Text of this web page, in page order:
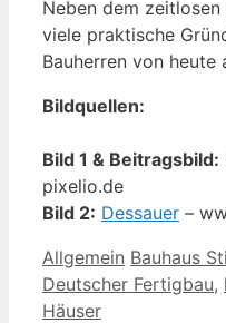
Neben dem
viele praktische
Bauherren von
Bildquellen:
Bild 1 & Beitragsbild:
pixelio.de
Bild 2: Dessauer –
Kategorien
Allgemein Bauhaus
Deutscher Fertigbau,
Häuser